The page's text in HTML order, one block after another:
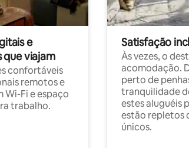
e
que viajam
confortáveis
remotos e
Wi-Fi e espaço
trabalho.
Satisfação
Às vezes, o
acomodação.
perto de
tranquilidade
estes aluguéis
estão repletos
únicos.